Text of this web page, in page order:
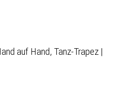
auf Hand, Tanz-Trapez |